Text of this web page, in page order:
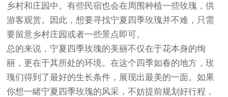
乡村和庄园中。有些民宿也会在周围种植一些玫瑰，供
游客观赏。因此，想要寻找宁夏四季玫瑰并不难，只需
要留意乡村庄园或者一些景点即可。
总的来说，宁夏四季玫瑰的美丽不仅在于花本身的绚
丽，更在于其所处的环境。在这个四季如春的地方，玫
瑰们得到了最好的生长条件，展现出最美的一面。如果
你想一睹宁夏四季玫瑰的风采，不妨提前规划好行程，